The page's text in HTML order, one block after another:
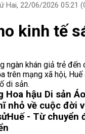
Hai, 22/06/2026 05:21
kinh tế
ngàn khán giả trẻ đến
trên mạng xã hội, Huế
di sản.
Hoa hậu Di sản
nhỏ về cuộc đời
Huế - Từ chuyển